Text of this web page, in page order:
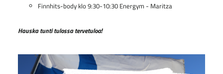
Finnhits-body klo 9:30-10:30 Energym - Maritza
Hauska tunti tulossa tervetuloa!